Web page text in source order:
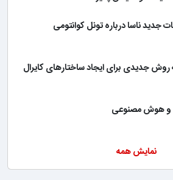
جدید ناسا درباره تونل کوانتومی
روش جدیدی برای ایجاد ساختارهای کایرال
و هوش مصنوعی
نمایش همه